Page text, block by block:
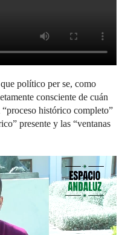
político per se, como
consciente de cuán
histórico completo”
presente y las “ventanas